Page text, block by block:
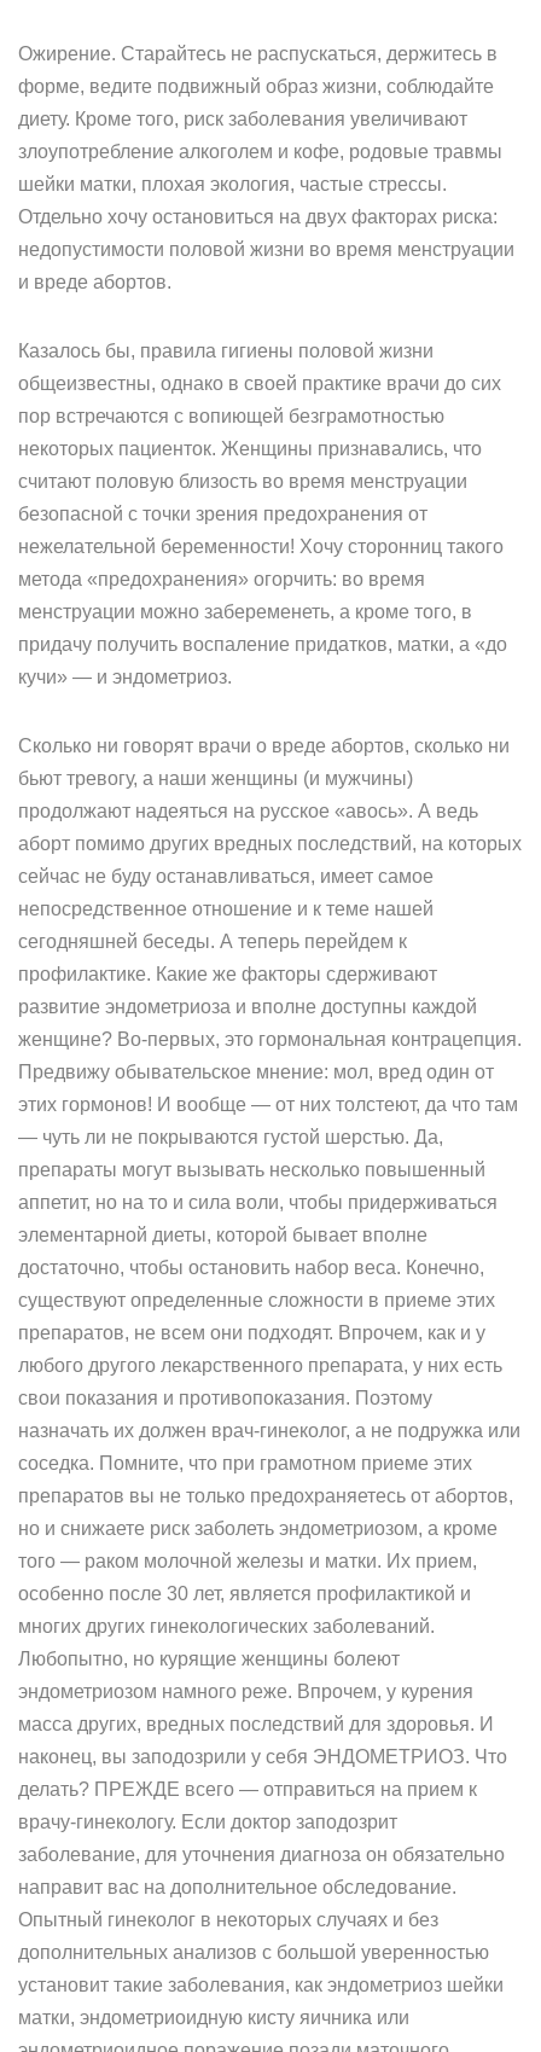
Ожирение. Старайтесь не распускаться, держитесь в
форме, ведите подвижный образ жизни, соблюдайте
диету. Кроме того, риск заболевания увеличивают
злоупотребление алкоголем и кофе, родовые травмы
шейки матки, плохая экология, частые стрессы.
Отдельно хочу остановиться на двух факторах риска:
недопустимости половой жизни во время менструации
и вреде абортов.
Казалось бы, правила гигиены половой жизни
общеизвестны, однако в своей практике врачи до сих
пор встречаются с вопиющей безграмотностью
некоторых пациенток. Женщины признавались, что
считают половую близость во время менструации
безопасной с точки зрения предохранения от
нежелательной беременности! Хочу сторонниц такого
метода «предохранения» огорчить: во время
менструации можно забеременеть, а кроме того, в
придачу получить воспаление придатков, матки, а «до
кучи» — и эндометриоз.
Сколько ни говорят врачи о вреде абортов, сколько ни
бьют тревогу, а наши женщины (и мужчины)
продолжают надеяться на русское «авось». А ведь
аборт помимо других вредных последствий, на которых
сейчас не буду останавливаться, имеет самое
непосредственное отношение и к теме нашей
сегодняшней беседы. А теперь перейдем к
профилактике. Какие же факторы сдерживают
развитие эндометриоза и вполне доступны каждой
женщине? Во-первых, это гормональная контрацепция.
Предвижу обывательское мнение: мол, вред один от
этих гормонов! И вообще — от них толстеют, да что там
— чуть ли не покрываются густой шерстью. Да,
препараты могут вызывать несколько повышенный
аппетит, но на то и сила воли, чтобы придерживаться
элементарной диеты, которой бывает вполне
достаточно, чтобы остановить набор веса. Конечно,
существуют определенные сложности в приеме этих
препаратов, не всем они подходят. Впрочем, как и у
любого другого лекарственного препарата, у них есть
свои показания и противопоказания. Поэтому
назначать их должен врач-гинеколог, а не подружка или
соседка. Помните, что при грамотном приеме этих
препаратов вы не только предохраняетесь от абортов,
но и снижаете риск заболеть эндометриозом, а кроме
того — раком молочной железы и матки. Их прием,
особенно после 30 лет, является профилактикой и
многих других гинекологических заболеваний.
Любопытно, но курящие женщины болеют
эндометриозом намного реже. Впрочем, у курения
масса других, вредных последствий для здоровья. И
наконец, вы заподозрили у себя ЭНДОМЕТРИОЗ. Что
делать? ПРЕЖДЕ всего — отправиться на прием к
врачу-гинекологу. Если доктор заподозрит
заболевание, для уточнения диагноза он обязательно
направит вас на дополнительное обследование.
Опытный гинеколог в некоторых случаях и без
дополнительных анализов с большой уверенностью
установит такие заболевания, как эндометриоз шейки
матки, эндометриоидную кисту яичника или